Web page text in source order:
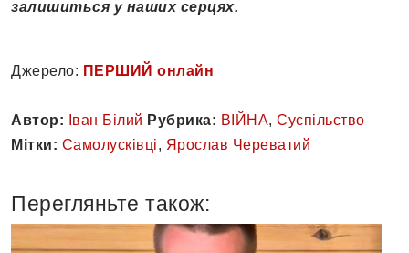
залишиться у наших серцях.
Джерело: ПЕРШИЙ онлайн
Автор: Іван Білий Рубрика: ВІЙНА, Суспільство
Мітки: Самолусківці, Ярослав Череватий
Перегляньте також: